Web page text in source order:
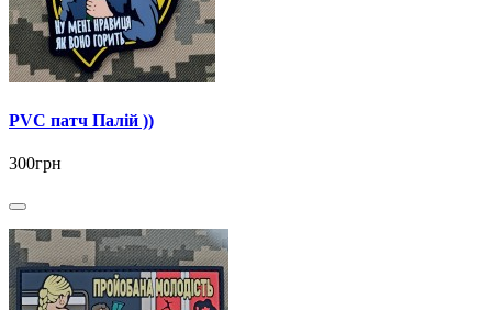
PVC патч Палій ))
300грн